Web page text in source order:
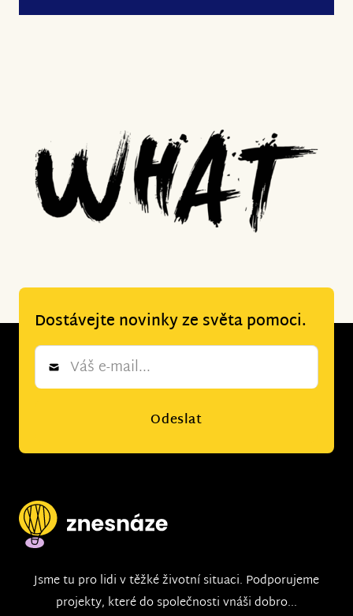
Dostávejte novinky ze světa pomoci.
Newsletter
Odeslat
Jsme tu pro lidi v těžké životní situaci. Podporujeme
projekty, které do společnosti vnáši dobro...